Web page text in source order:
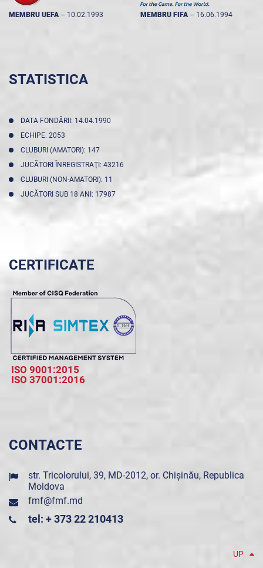
MEMBRU UEFA -- 10.02.1993 MEMBRU FIFA -- 16.06.1994
STATISTICA
DATA FONDĂRII: 14.04.1990
ECHIPE: 2053
CLUBURI (AMATORI): 147
JUCĂTORI ÎNREGISTRAŢI: 43216
CLUBURI (NON-AMATORI): 11
JUCĂTORI SUB 18 ANI: 17987
CERTIFICATE
ISO 9001:2015
ISO 37001:2016
CONTACTE
str. Tricolorului, 39, MD-2012, or. Chișinău, Republica
Moldova
fmf@fmf.md
tel: + 373 22 210413
UP